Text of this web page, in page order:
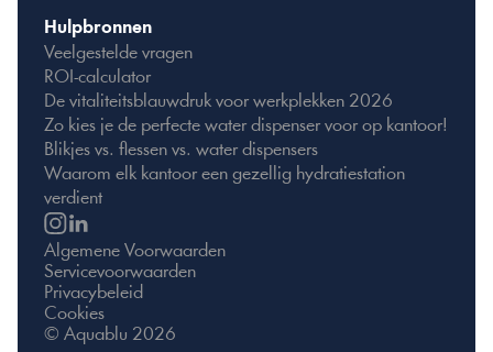
Hulpbronnen
Veelgestelde vragen
ROI-calculator
De vitaliteitsblauwdruk voor werkplekken 2026
Zo kies je de perfecte water dispenser voor op kantoor!
Blikjes vs. flessen vs. water dispensers
Waarom elk kantoor een gezellig hydratiestation
verdient
Algemene Voorwaarden
Servicevoorwaarden
Privacybeleid
Cookies
© Aquablu 2026